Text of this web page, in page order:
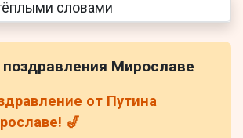
Мирославе
от Путина
🎷